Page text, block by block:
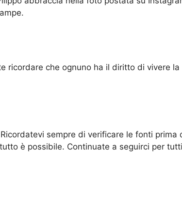
che ognuno ha il diritto di vivere
sempre di verificare le fonti prima
è possibile. Continuate a seguirci per